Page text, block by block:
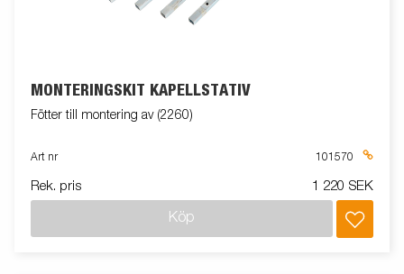
MONTERINGSKIT KAPELLSTATIV
Fötter till montering av (2260)
Art nr 101570
Rek. pris 1 220 SEK
Köp